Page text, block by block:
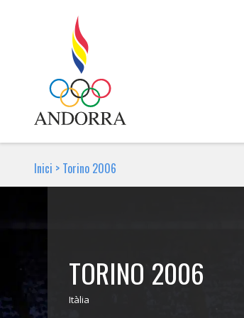
Inici > Torino 2006
TORINO 2006
Itàlia